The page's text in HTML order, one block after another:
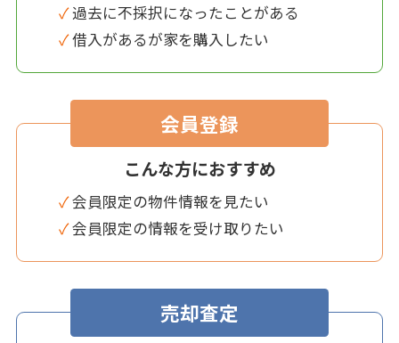
✓ 過去に不採択になったことがある
✓ 借入があるが家を購入したい
会員登録
こんな方におすすめ
✓ 会員限定の物件情報を見たい
✓ 会員限定の情報を受け取りたい
売却査定